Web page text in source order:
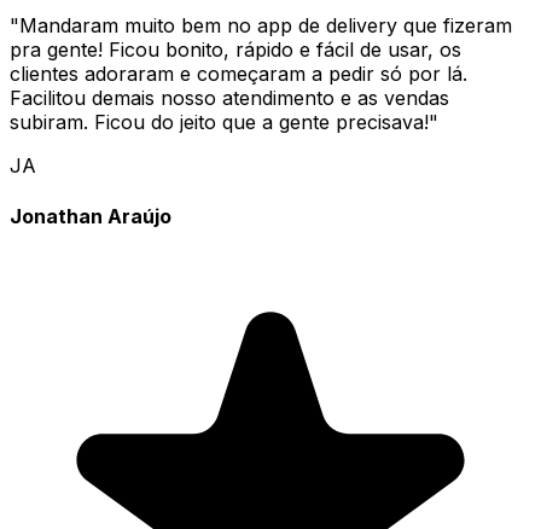
"Mandaram muito bem no app de delivery que fizeram
pra gente! Ficou bonito, rápido e fácil de usar, os
clientes adoraram e começaram a pedir só por lá.
Facilitou demais nosso atendimento e as vendas
subiram. Ficou do jeito que a gente precisava!"
JA
Jonathan Araújo